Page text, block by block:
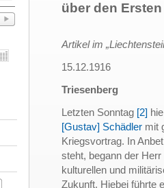
über den
Artikel im
15.12.1916
Triesenberg
Letzten Sonntag [2]
[Gustav] Schädler mit
Kriegsvortrag. In
steht, begann der
kulturellen und
Zukunft. Hiebei führte